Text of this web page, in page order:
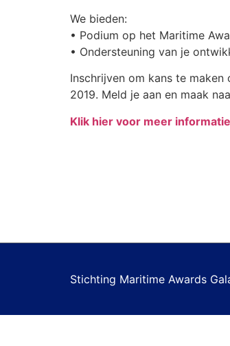
We bieden:
• Podium op het Maritime
• Ondersteuning van je
Inschrijven om kans te
2019. Meld je aan en maak
Klik hier voor meer
Stichting Maritime Awards